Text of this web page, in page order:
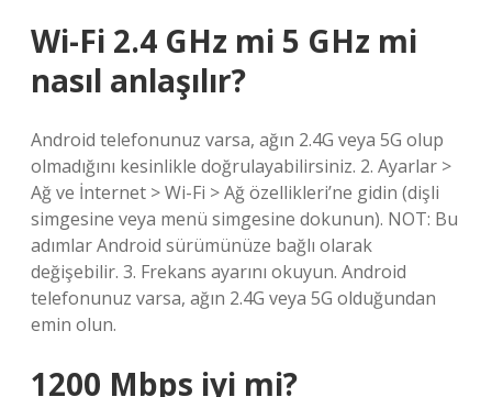
Wi-Fi 2.4 GHz mi 5 GHz mi
nasıl anlaşılır?
Android telefonunuz varsa, ağın 2.4G veya 5G olup
olmadığını kesinlikle doğrulayabilirsiniz. 2. Ayarlar >
Ağ ve İnternet > Wi-Fi > Ağ özellikleri’ne gidin (dişli
simgesine veya menü simgesine dokunun). NOT: Bu
adımlar Android sürümünüze bağlı olarak
değişebilir. 3. Frekans ayarını okuyun. Android
telefonunuz varsa, ağın 2.4G veya 5G olduğundan
emin olun.
1200 Mbps iyi mi?